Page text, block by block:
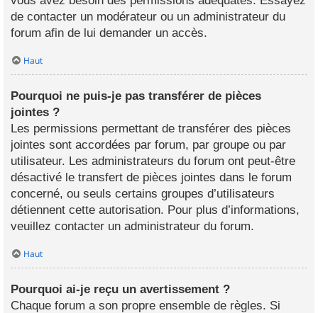
de contacter un modérateur ou un administrateur du
forum afin de lui demander un accès.
Haut
Pourquoi ne puis-je pas transférer de pièces
jointes ?
Les permissions permettant de transférer des pièces
jointes sont accordées par forum, par groupe ou par
utilisateur. Les administrateurs du forum ont peut-être
désactivé le transfert de pièces jointes dans le forum
concerné, ou seuls certains groupes d’utilisateurs
détiennent cette autorisation. Pour plus d’informations,
veuillez contacter un administrateur du forum.
Haut
Pourquoi ai-je reçu un avertissement ?
Chaque forum a son propre ensemble de règles. Si